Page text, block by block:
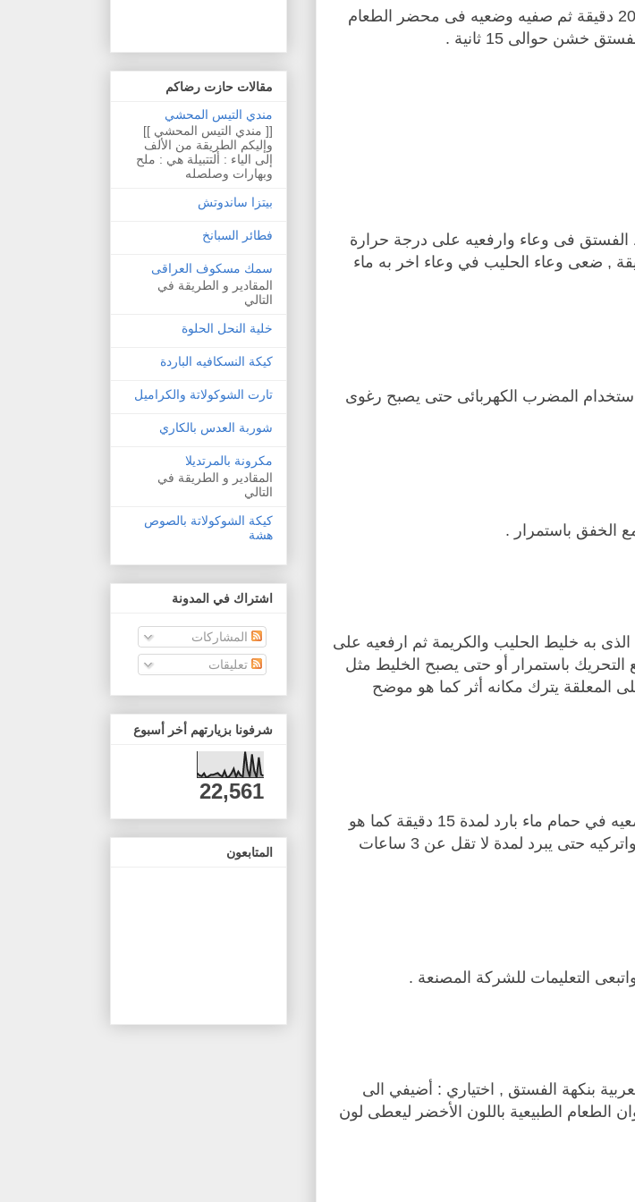
•انقعى الفستق في الماء المغلى لمدة 20 دقيقة ثم صفيه وضعيه فى محضر الطعام
حوالى 15 ثانية .
فى وعاء وارفعيه على درجة حرارة
حتى يغلى حوالى 12 : 15 دقيقة , ضعى وعاء الحليب في وعاء اخر به ماء
المضرب الكهربائى حتى يصبح رغوى
به خليط الحليب والكريمة ثم ارفعيه على
لمدة 3 دقائق مع التحريك باستمرار أو حتى يصبح الخليط مثل
المعلقة يترك مكانه أثر كما هو موضح
•انقلى الخليط الى وعاء أخر نظيف وضعيه في حمام ماء بارد لمدة 15 دقيقة كما هو
موضح بالصورة , ثم انقليه الى الثلاجة واتركيه حتى يبرد لمدة لا تقل عن 3 ساعات
التعليمات للشركة المصنعة .
بنكهة الفستق , اختياري : أضيفي الى
الطعام الطبيعية باللون الأخضر ليعطى لون
مقالات حازت رضاكم
مندي التيس المحشي
[[ مندي التيس المحشي ]]
وإليكم الطريقة من الألف
إلى الياء : ألتتبيلة هي : ملح
وبهارات وصلصله
بيتزا ساندوتش
فطائر السبانخ
سمك مسكوف العراقى
المقادير و الطريقة في
التالي
خلية النحل الحلوة
كيكة النسكافيه الباردة
تارت الشوكولاتة والكراميل
شوربة العدس بالكاري
مكرونة بالمرتديلا
المقادير و الطريقة في
التالي
كيكة الشوكولاتة بالصوص
هشة
اشتراك في المدونة
المشاركات
تعليقات
شرفونا بزيارتهم أخر أسبوع
22,561
المتابعون